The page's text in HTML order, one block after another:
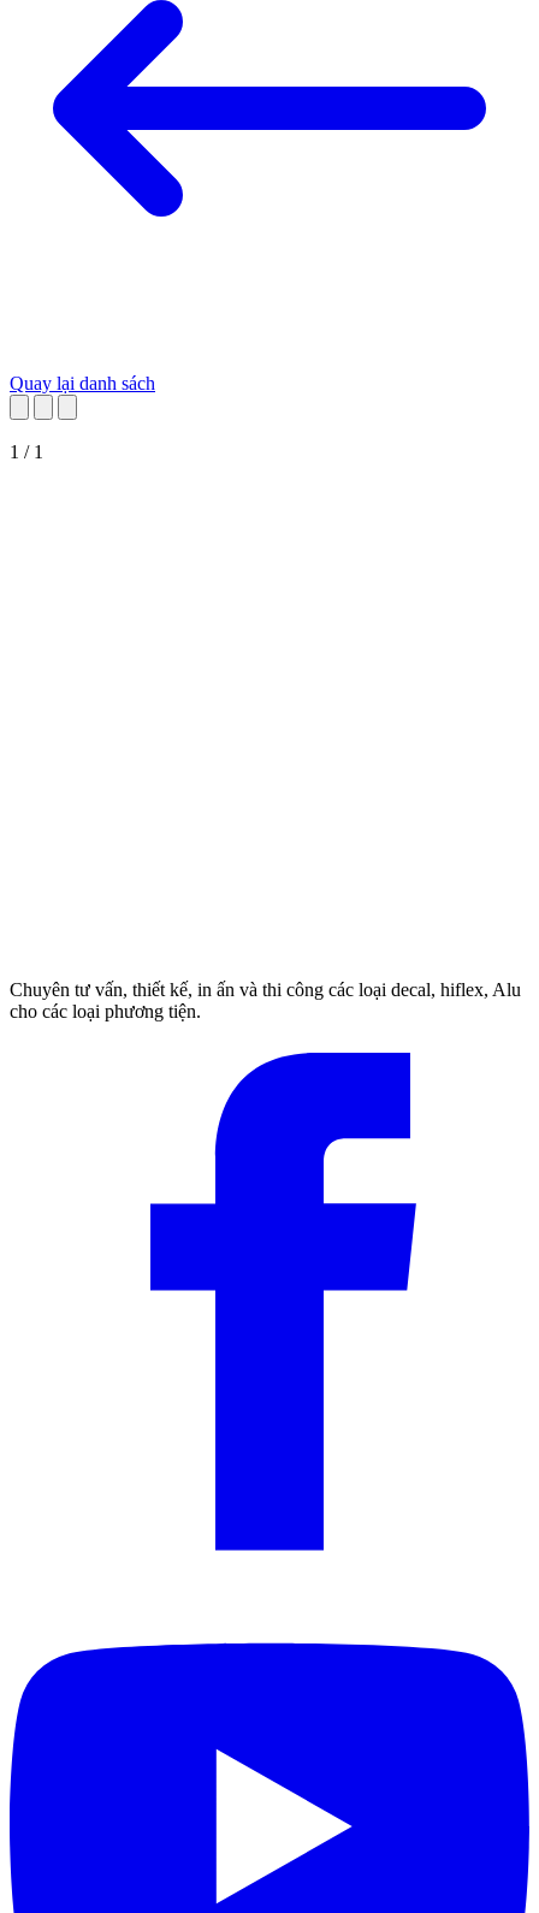
Quay lại danh sách
1 / 1
Chuyên tư vấn, thiết kế, in ấn và thi công các loại decal, hiflex, Alu
cho các loại phương tiện.